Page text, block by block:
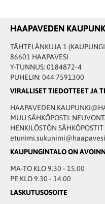
HAAPAVEDEN
TÄHTELÄNKUJA 1
86601 HAAPAVESI
Y-TUNNUS: 0184872-4
PUHELIN: 044 7591300
VIRALLISET TIEDOTTEET JA
MUU SÄHKÖPOSTI:
HENKILÖSTÖN
KAUPUNGINTALO ON
MA-TO KLO 9.30 - 15.00
PE KLO 9.30 - 14.00
LASKUTUSOSOITE